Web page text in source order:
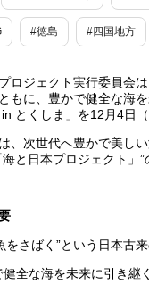
#徳島 #四国地方
ロジェクト実行委員会
もに、豊かで健全な海
とくしま」を12月4日
、次世代へ豊かで美し
と日本プロジェクト」”
ベ
をさばく”という日本古
健全な海を未来に引き継